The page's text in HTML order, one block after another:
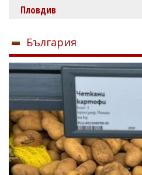
Пловдив
България